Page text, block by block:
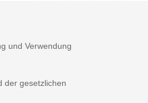
und Verwendung
der gesetzlichen